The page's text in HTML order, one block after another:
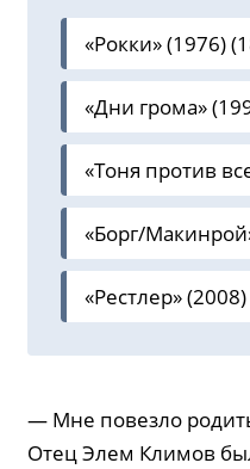
«Рокки» (1976)
«Дни грома»
«Тоня против
«Борг/
«Рестлер»
— Мне повезло
Отец Элем Климов